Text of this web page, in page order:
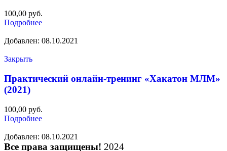
100,00 руб.
Подробнее
Добавлен: 08.10.2021
Закрыть
Практический онлайн-тренинг «Хакатон МЛМ»
(2021)
100,00 руб.
Подробнее
Добавлен: 08.10.2021
Все права защищены! 2024